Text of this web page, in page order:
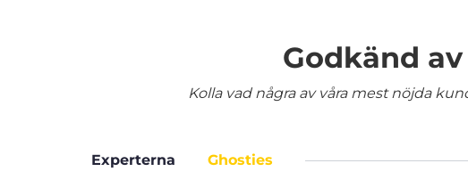
Godkänd
Kolla vad några av våra mest nöjda
Experterna Ghosties